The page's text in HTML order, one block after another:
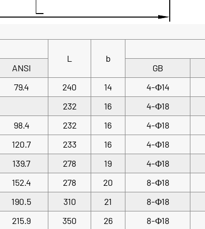
L
b
ANSI GB
79.4 240 14 4-Φ14
232 16 4-Φ18
98.4 232 16 4-Φ18
120.7 233 16 4-Φ18
139.7 278 19 4-Φ18
152.4 278 20 8-Φ18
190.5 310 21 8-Φ18
215.9 350 26 8-Φ18